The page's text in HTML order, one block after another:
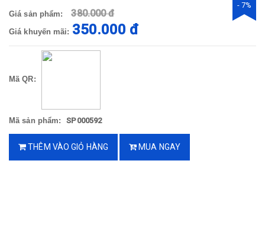
Giá sản phẩm: 380.000 đ
Giá khuyến mãi: 350.000 đ
- 7%
Mã QR:
Mã sản phẩm: SP000592
THÊM VÀO GIỎ HÀNG MUA NGAY